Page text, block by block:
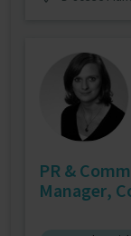
PR &
Manager,